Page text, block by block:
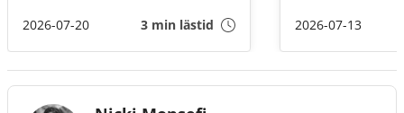
gäller i tullen till hur du förvarar
över Egeiska havet!
2026-07-20 3 min lästid
tanken dig, får
om det tar slut? I
går vi igenom
innan flyget går
2026-07-13